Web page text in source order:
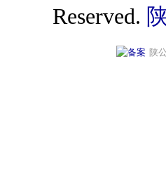
Reserved.
陕